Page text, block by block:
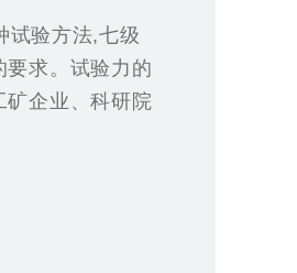
试验方法,七级
要求。试验力的
矿企业、科研院